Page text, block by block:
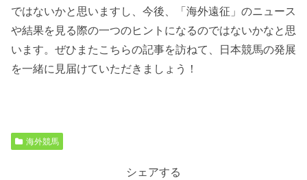
ではないかと思いますし、今後、「海外遠征」のニュース
や結果を見る際の一つのヒントになるのではないかなと思
います。ぜひまたこちらの記事を訪ねて、日本競馬の発展
を一緒に見届けていただきましょう！
海外競馬
シェアする